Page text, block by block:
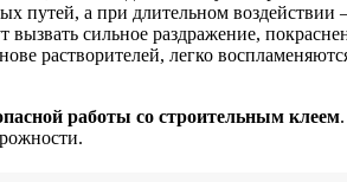
путей, а при длительном
вызвать сильное раздражение,
растворителей, легко
работы со строительным клеем